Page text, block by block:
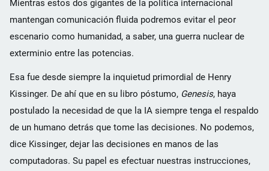
Mientras estos dos gigantes de la política internacional
mantengan comunicación fluida podremos evitar el peor
escenario como humanidad, a saber, una guerra nuclear de
exterminio entre las potencias.
Esa fue desde siempre la inquietud primordial de Henry
Kissinger. De ahí que en su libro póstumo, Genesis, haya
postulado la necesidad de que la IA siempre tenga el respaldo
de un humano detrás que tome las decisiones. No podemos,
dice Kissinger, dejar las decisiones en manos de las
computadoras. Su papel es efectuar nuestras instrucciones,